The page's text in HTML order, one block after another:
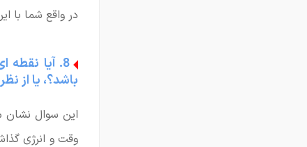
در واقع شما با
8. آیا نقطه ای در سوابق کاری من یا در
باشد؟، یا از
این سوال نشان
وقت و انرژی